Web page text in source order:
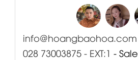
info@hoangbaohoa.com
028 73003875 - EXT:1 - Sale